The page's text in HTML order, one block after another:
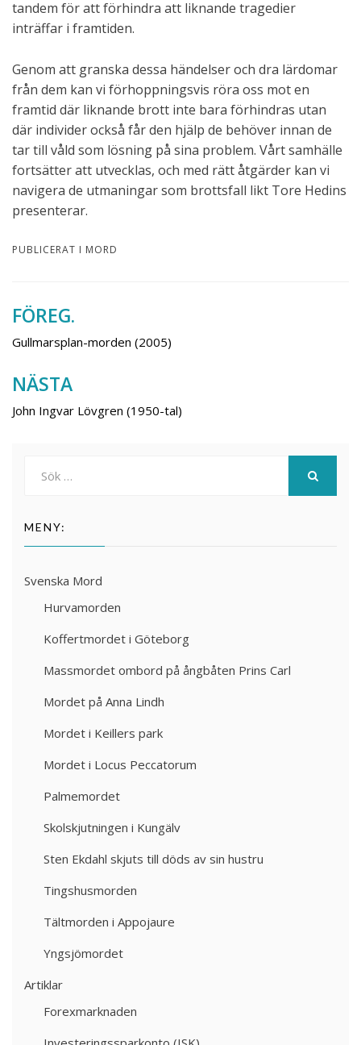
tandem för att förhindra att liknande tragedier
inträffar i framtiden.
Genom att granska dessa händelser och dra lärdomar
från dem kan vi förhoppningsvis röra oss mot en
framtid där liknande brott inte bara förhindras utan
där individer också får den hjälp de behöver innan de
tar till våld som lösning på sina problem. Vårt samhälle
fortsätter att utvecklas, och med rätt åtgärder kan vi
navigera de utmaningar som brottsfall likt Tore Hedins
presenterar.
PUBLICERAT I MORD
Inläggsnavigering
FÖREG.
Gullmarsplan-morden (2005)
NÄSTA
John Ingvar Lövgren (1950-tal)
efter:
MENY:
Svenska Mord
Hurvamorden
Koffertmordet i Göteborg
Massmordet ombord på ångbåten Prins Carl
Mordet på Anna Lindh
Mordet i Keillers park
Mordet i Locus Peccatorum
Palmemordet
Skolskjutningen i Kungälv
Sten Ekdahl skjuts till döds av sin hustru
Tingshusmorden
Tältmorden i Appojaure
Yngsjömordet
Artiklar
Forexmarknaden